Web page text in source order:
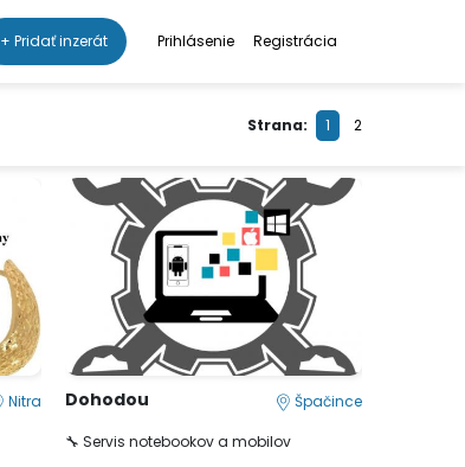
+ Pridať inzerát Prihlásenie Registrácia
Strana: 1 2
Nitra Dohodou Špačince
🔧 Servis notebookov a mobilov